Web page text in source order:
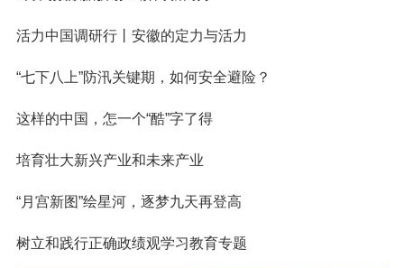
活力中国调研行丨安徽的定力与活力
“七下八上”防汛关键期，如何安全避险？
这样的中国，怎一个“酷”字了得
培育壮大新兴产业和未来产业
“月宫新图”绘星河，逐梦九天再登高
树立和践行正确政绩观学习教育专题